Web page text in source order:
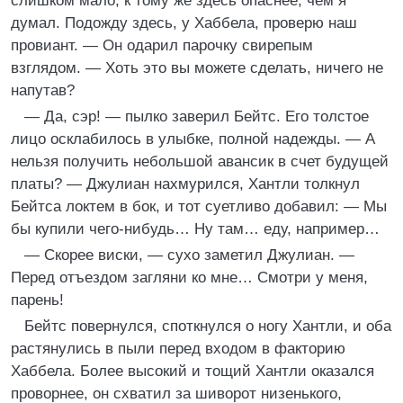
думал. Подожду здесь, у Хаббела, проверю наш
провиант. — Он одарил парочку свирепым
взглядом. — Хоть это вы можете сделать, ничего не
напутав?
— Да, сэр! — пылко заверил Бейтс. Его толстое
лицо осклабилось в улыбке, полной надежды. — А
нельзя получить небольшой авансик в счет будущей
платы? — Джулиан нахмурился, Хантли толкнул
Бейтса локтем в бок, и тот суетливо добавил: — Мы
бы купили чего-нибудь… Ну там… еду, например…
— Скорее виски, — сухо заметил Джулиан. —
Перед отъездом загляни ко мне… Смотри у меня,
парень!
Бейтс повернулся, споткнулся о ногу Хантли, и оба
растянулись в пыли перед входом в факторию
Хаббела. Более высокий и тощий Хантли оказался
проворнее, он схватил за шиворот низенького,